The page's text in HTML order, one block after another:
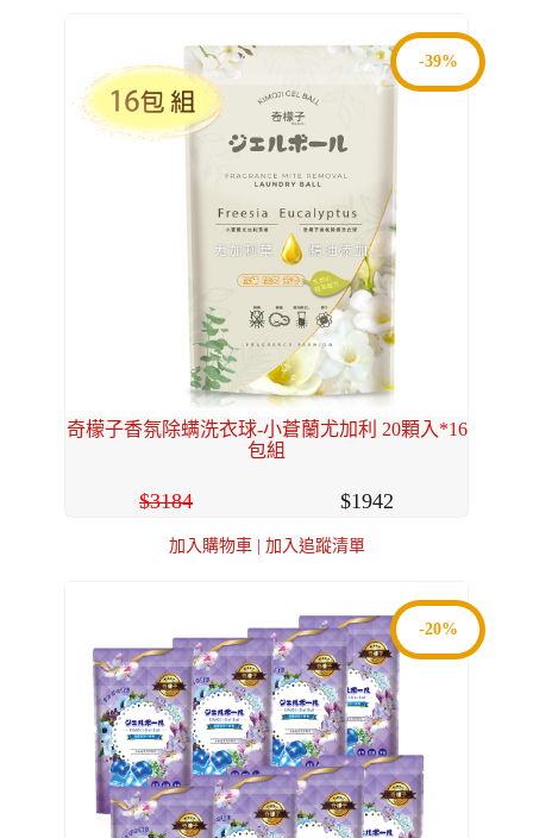
-39%
奇檬子香氛除螨洗衣球-小蒼蘭尤加利 20顆入*16
包組
3184 1942
加入購物車 | 加入追蹤清單
-20%